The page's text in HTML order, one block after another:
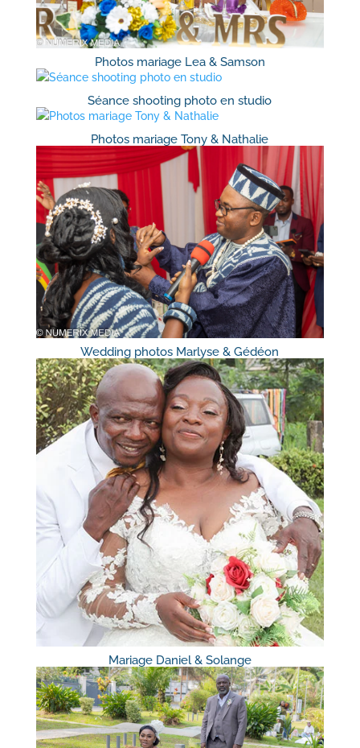
Photos mariage Lea & Samson
Séance shooting photo en studio
Photos mariage Tony & Nathalie
Wedding photos Marlyse & Gédéon
Mariage Daniel & Solange